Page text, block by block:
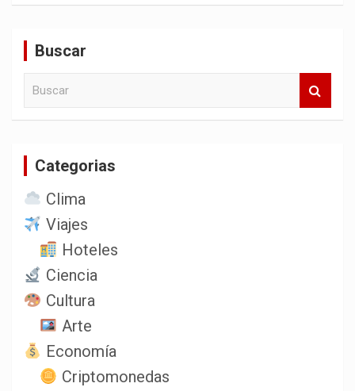
Buscar
Categorias
Clima
Viajes
Hoteles
Ciencia
Cultura
Arte
Economía
Criptomonedas